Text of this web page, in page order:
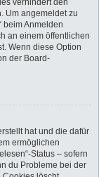
verhindert den
Um angemeldet zu
beim Anmelden
an einem öffentlichen
Wenn diese Option
der Board-
hat und die dafür
ermöglichen
Status – sofern
du Probleme bei der